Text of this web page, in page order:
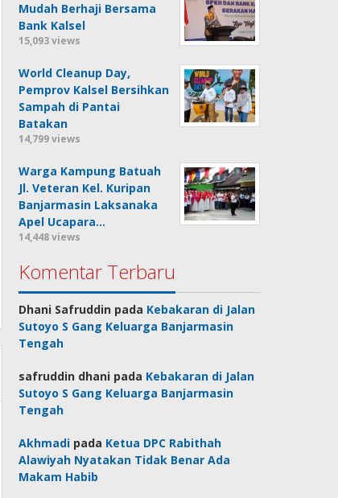
Mudah Berhaji Bersama
Bank Kalsel
15,093 views
World Cleanup Day,
Pemprov Kalsel Bersihkan
Sampah di Pantai
Batakan
14,799 views
Warga Kampung Batuah
Jl. Veteran Kel. Kuripan
Banjarmasin Laksanaka
Apel Ucapara…
14,448 views
Komentar Terbaru
Dhani Safruddin pada Kebakaran di Jalan
Sutoyo S Gang Keluarga Banjarmasin
Tengah
safruddin dhani pada Kebakaran di Jalan
Sutoyo S Gang Keluarga Banjarmasin
Tengah
Akhmadi pada Ketua DPC Rabithah
Alawiyah Nyatakan Tidak Benar Ada
Makam Habib